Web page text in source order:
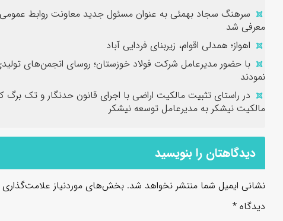
سرهنگ سجاد بهمئی به عنوان مسئول جدید معاونت روابط
معرفی شد
اهواز؛ همدلی اقوام، زیربنای فردایی آباد
با حضور مدیرعامل شرکت فولاد خوزستان؛ روسای انجمن‌های
نمودند
در راستای تثبیت مالکیت اراضی با اجرای قانون حدنگار و تک برگ
مالکیت نیشکر به مدیرعامل توسعه نیشکر
دیدگاهتان را بنویسید
نشانی ایمیل شما منتشر نخواهد شد. بخش‌های موردنیاز علامت‌گذاری
دیدگاه *